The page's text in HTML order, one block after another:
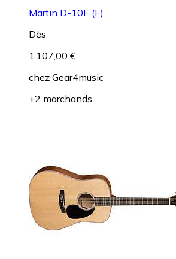
Martin D-10E (E)
Dès
1 107,00 €
chez Gear4music
+2 marchands